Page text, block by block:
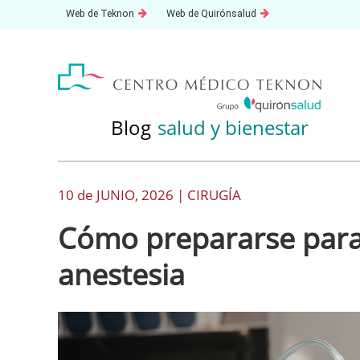
Web de Teknon Este
ventana
Web de Quirónsalud Este
ventana
Blog salud y bienestar
10 de JUNIO, 2026 | CIRUGÍA
Cómo prepararse
anestesia